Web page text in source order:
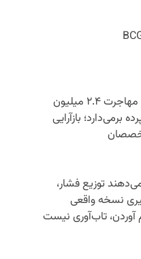
داده‌های BCG از مهاجرت ۲.۴ میلیون
بازآرایی
توزیع فشار،
نسخه واقعی
آوردن، تاب‌آوری نیست